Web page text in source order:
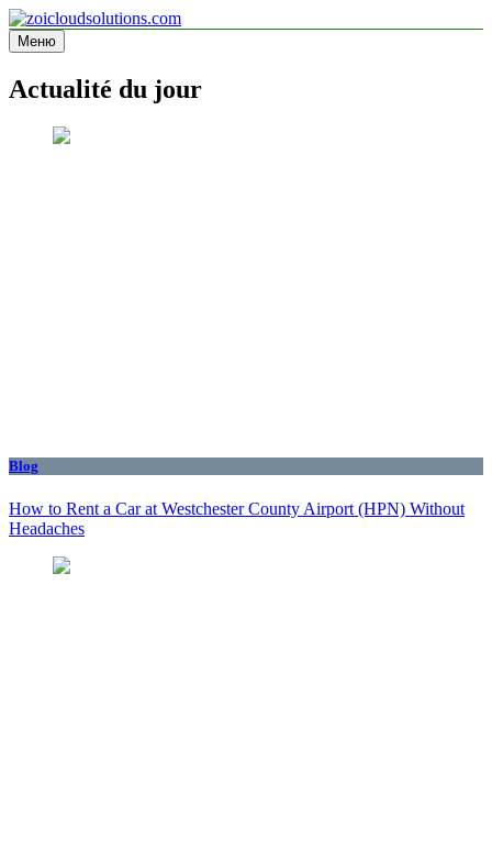
Перейти
к
содержимому
zoicloudsolutions.com
Меню
Actualité du jour
Blog
How to Rent a Car at Westchester County Airport (HPN) Without
Headaches